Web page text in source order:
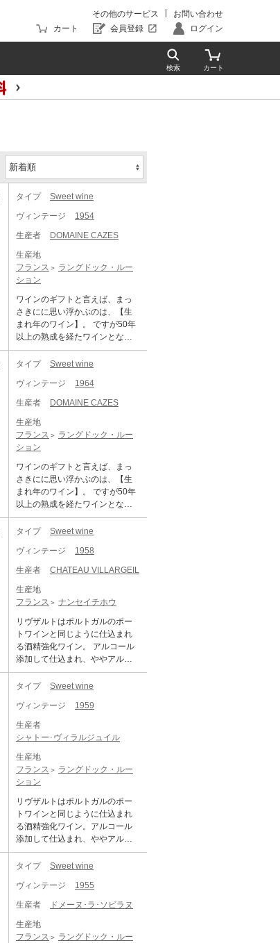
その他のサービス
お問い合わせ
カート
会員登録 ログイン
タイプ
Sweet wine
ヴィンテージ
1954
生産者
DOMAINE CAZES
生産地
フランス
ラングドック・ルー
ション
ワインのギフトと言えば、まっ
さきにに思い浮かぶのは、【生
まれ年のワイン】。 ですが50年
以上の熟成を経たワインとなる
と、古酒に精通した方でも取り
扱いはとても難しく、 知識と経
す。そんな中、普段あまりワイ
ンを飲まない方でも コルクを簡
も美味しく味わうことができる
のが、 このリヴザルトという甘
口タイプのワインです。 ドメー
ヌ・カーズはスペイン国境にほ
ど近いルシヨン地方の生産者で
す。 2023年に酒精強化ワインに
定評があるこの生産者を訪問し
黒葡萄と白葡萄を用いて仕込ま
れるワインは、長期熟成によ
なエリクサーのような味わいに
なっています。現在も多くの星
付きレストランが取り扱う銘柄
ーンでご利用いただくのに、相
応しいデザートワインだと思い
ます。 ＜ワインの取り扱いに関
して＞ 樽やタンクで長期の熟成
を行い、近年瓶に詰められた琥
珀色の甘口ワインです。 抜栓も
比較的容易で、一般的なワイン
よりも少しアルコール度数が高
く、16％くらいあるので、 抜栓
後も冷蔵庫保存で数か月美味し
酒としてそのまま味わってもよ
いですし、フォアグラやブルー
チーズとの相性も抜群です。 19
54年は香ばしく滑らかな甘さと
奥にほのかに感じさせる酸味と
の調和が絶妙です。 時間と共に
香ばしく穏やかな甘さが余韻に
タイプ
Sweet wine
ヴィンテージ
1964
生産者
DOMAINE CAZES
生産地
フランス
ラングドック・ルー
ション
ワインのギフトと言えば、まっ
さきにに思い浮かぶのは、【生
まれ年のワイン】。 ですが50年
以上の熟成を経たワインとなる
と、古酒に精通した方でも取り
扱いはとても難しく、 知識と経
す。そんな中、普段あまりワイ
ンを飲まない方でも コルクを簡
も美味しく味わうことができる
のが、 このリヴザルトという甘
口タイプのワインです。 ドメー
ヌ・カーズはスペイン国境にほ
ど近いルシヨン地方の生産者で
す。 2023年に酒精強化ワインに
らいました。 グルナッシュ系の
黒葡萄と白葡萄を用いて仕込ま
り、琥珀色のとろりと した甘美
なエリクサーのような味わいに
なっています。現在も多くの星
付きレストランが取り扱う銘柄
ですから、 記念となる特別なシ
応しいデザートワインだと思い
ます。 ＜ワインの取り扱いに関
して＞ 樽やタンクで長期の熟成
を行い、近年瓶に詰められた琥
珀色の甘口ワインです。 抜栓も
比較的容易で、一般的なワイン
よりも少しアルコール度数が高
く、16％くらいあるので、 抜栓
後も冷蔵庫保存で数か月美味し
酒としてそのまま味わってもよ
タイプ
Sweet wine
ヴィンテージ
1958
生産者
CHATEAU VILLARGEIL
生産地
フランス
ナンセイチホウ
リヴザルトはポルトガルのポー
トワインと同じように仕込まれ
る酒精強化ワイン。 アルコール
添加して仕込まれ、ややアルコ
ール度数が高い中甘口のワイン
です。 その寿命は非常に長く、
00年の熟成にも耐え、 そして美
味しく味わえるものが多数存在
します。 1958年は全体的には深
オリエンタルスパイスの風味や
カラメルを思わせる香ばしさを
帯び、葡萄由来の甘さもだいぶ
穏やかになってきました。 滑ら
かな甘さとほのかなアルコール
感が心地よく広がる食後酒で
す。 1958年生まれの方へのギフ
タイプ
Sweet wine
ヴィンテージ
1959
生産者
シャトー･ヴィラルジュイル
生産地
フランス
ラングドック・ルー
ション
リヴザルトはポルトガルのポー
トワインと同じように仕込まれ
る酒精強化ワイン。アルコール
添加して仕込まれ、ややアルコ
ール度数が高い中甘口のワイ
ン。その寿命は非常に長く、一
年の熟成にも耐え、そして美味
しく味わえるものが多数存在し
のある琥珀色となっており、オ
リエンタルスパイスの風味やカ
タイプ
Sweet wine
ヴィンテージ
1955
生産者
ドメーヌ･ラ･ソビラヌ
生産地
フランス
ラングドック・ルー